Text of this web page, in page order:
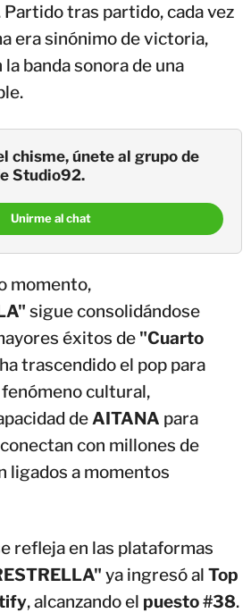
tras partido, cada vez
era sinónimo de victoria,
banda sonora de una
chisme, únete al grupo de
Studio92.
Unirme al chat
momento,
sigue consolidándose
éxitos de "Cuarto
trascendido el pop para
cultural,
deAITANA para
con millones de
ligados a momentos
refleja en las plataformas
ya ingresó al Top
, alcanzando el puesto #38.